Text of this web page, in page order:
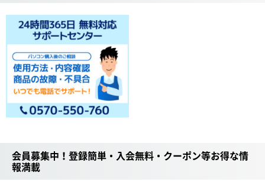
会員募集中！登録簡単・入会無料・クーポン等お得な情
報満載